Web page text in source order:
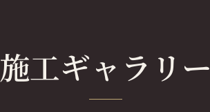
施工ギャラリー